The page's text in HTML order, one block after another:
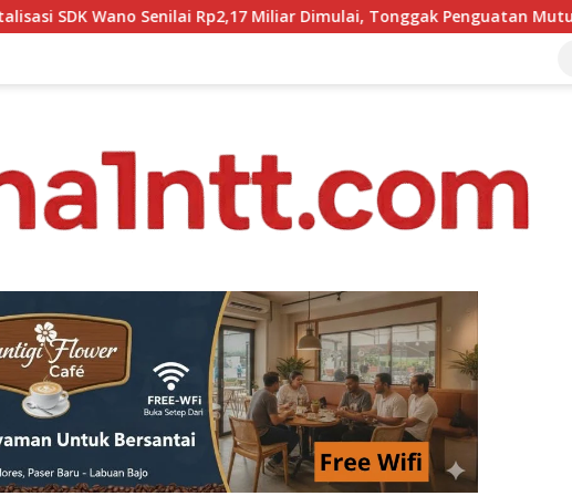
Miliar Dimulai, Tonggak Penguatan Mutu Pendidikan di Manggarai Timur